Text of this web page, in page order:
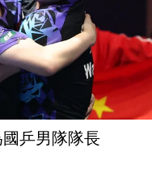
乒男隊隊長